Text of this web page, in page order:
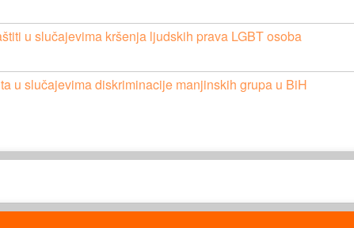
u slučajevima kršenja ljudskih prava LGBT osoba
u slučajevima diskriminacije manjinskih grupa u BiH